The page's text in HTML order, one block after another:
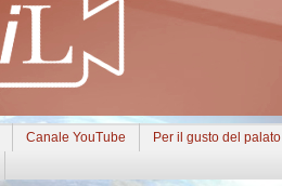
Canale YouTube Per il gusto del palato